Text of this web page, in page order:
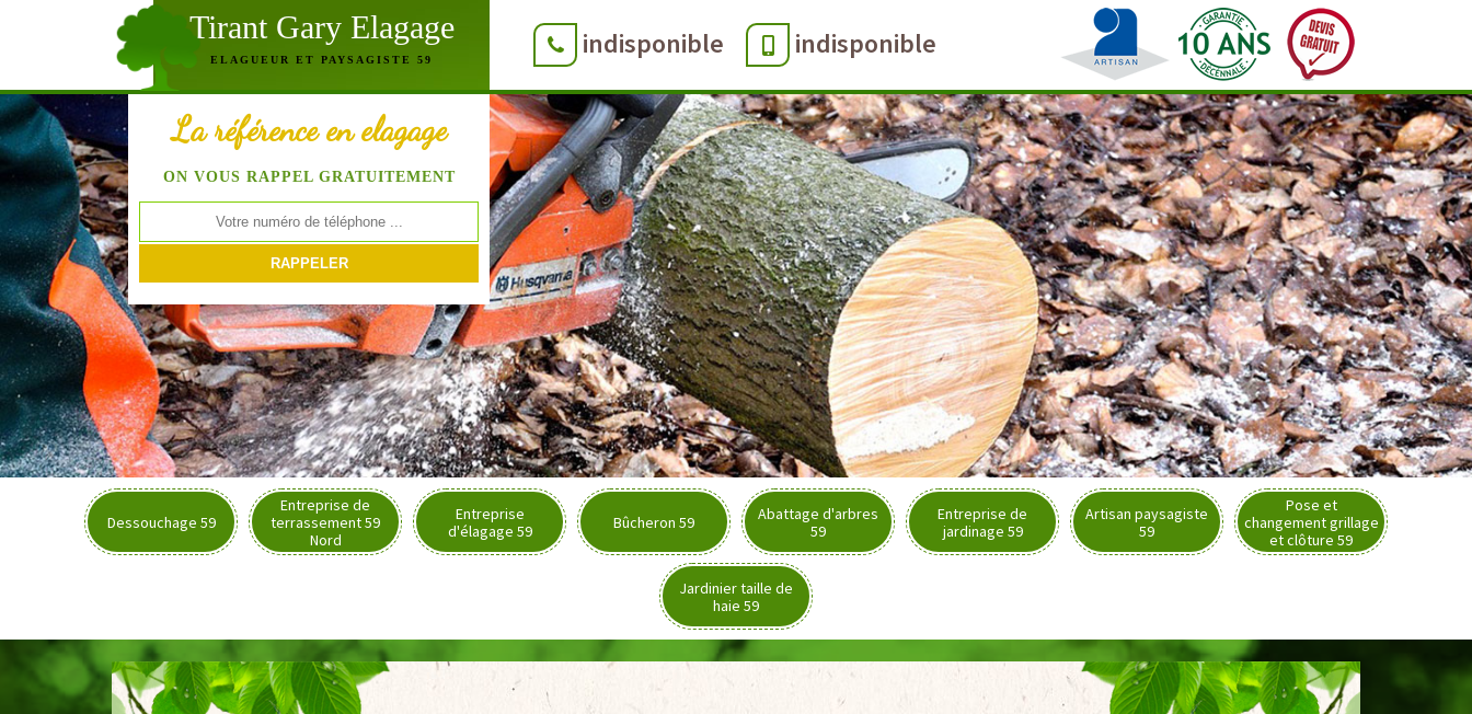
Tirant Gary Elagage
ELAGUEUR ET PAYSAGISTE 59 indisponible indisponible
La référence en elagage
ON VOUS RAPPEL GRATUITEMENT
Dessouchage 59
Entreprise de
terrassement 59
Nord
Entreprise
d'élagage 59
Bûcheron 59
Abattage d'arbres
59
Entreprise de
jardinage 59
Artisan paysagiste
59
Pose et
changement grillage
et clôture 59
Jardinier taille de
haie 59